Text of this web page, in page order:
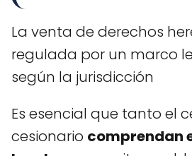
La venta de derechos
regulada por un marco
según la jurisdicción
Es esencial que tanto el
cesionario comprendan